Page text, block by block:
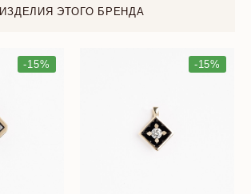
ИЗДЕЛИЯ ЭТОГО БРЕНДА
-15% -15%